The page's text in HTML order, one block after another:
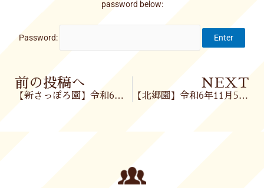
password below:
Password:
Prev
前の投稿へ
【新さっぽろ園】令和6年11月1日(金)
NEXT
【北郷園】令和6年11月5日(火)